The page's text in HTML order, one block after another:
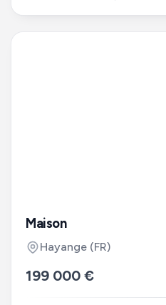
Maison
Hayange (FR)
199 000 €